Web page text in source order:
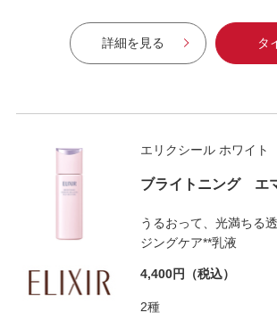
詳細を見る タ
エリクシール ホワイト
ブライトニング エ
うるおって、光満ちる
ジングケア**乳液
4,400円 （税込）
2種